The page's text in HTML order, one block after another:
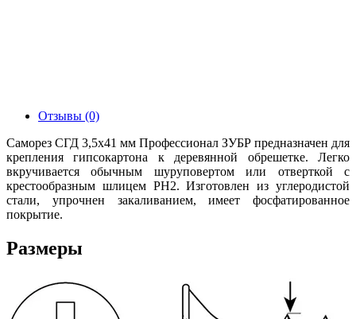
Отзывы (0)
Саморез СГД 3,5х41 мм Профессионал ЗУБР предназначен для
крепления гипсокартона к деревянной обрешетке. Легко
вкручивается обычным шуруповертом или отверткой с
крестообразным шлицем PH2. Изготовлен из углеродистой
стали, упрочнен закаливанием, имеет фосфатированное
покрытие.
Размеры